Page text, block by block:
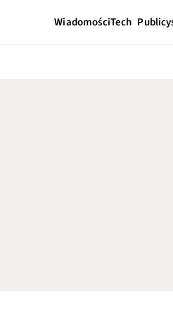
WiadomościTech